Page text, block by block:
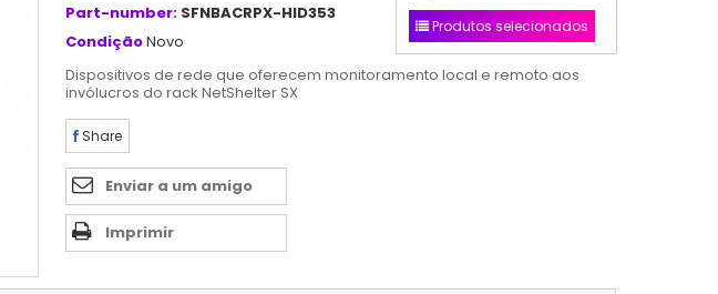
Part-number: SFNBACRPX-HID353
CondiçãoNovo
Dispositivos de rede que oferecem monitoramento local e remoto aos
invólucros do rack NetShelter SX
Share
Enviar a um amigo
Imprimir
Produtos selecionados